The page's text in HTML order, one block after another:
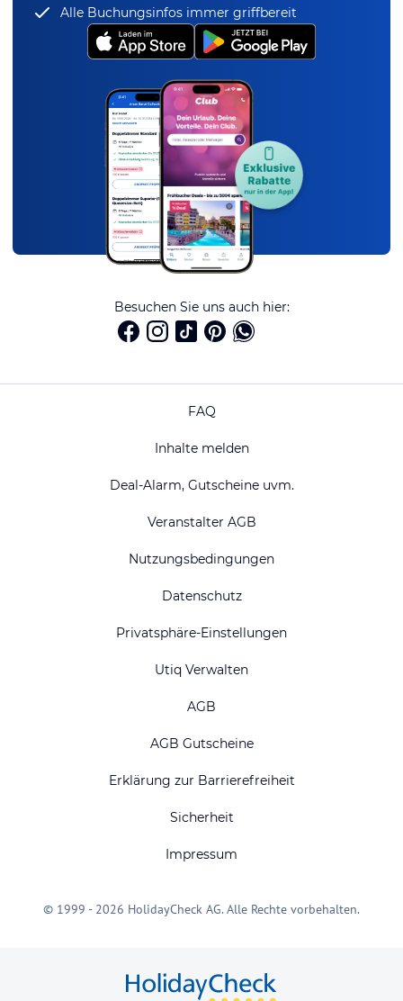
Alle Buchungsinfos immer griffbereit
Besuchen Sie uns auch hier:
FAQ
Inhalte melden
Deal-Alarm, Gutscheine uvm.
Veranstalter AGB
Nutzungsbedingungen
Datenschutz
Privatsphäre-Einstellungen
Utiq Verwalten
AGB
AGB Gutscheine
Erklärung zur Barrierefreiheit
Sicherheit
Impressum
© 1999 - 2026 HolidayCheck AG. Alle Rechte vorbehalten.